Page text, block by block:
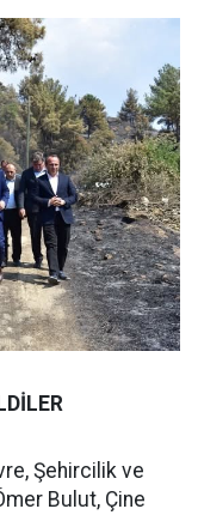
Şehircilik ve
Bulut, Çine